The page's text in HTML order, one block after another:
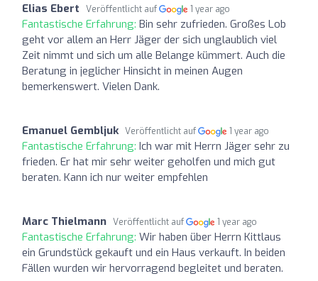
Elias Ebert Veröffentlicht auf 1 year ago
Fantastische Erfahrung: Bin sehr zufrieden. Großes Lob
geht vor allem an Herr Jäger der sich unglaublich viel
Zeit nimmt und sich um alle Belange kümmert. Auch die
Beratung in jeglicher Hinsicht in meinen Augen
bemerkenswert. Vielen Dank.
Emanuel Gembljuk Veröffentlicht auf 1 year ago
Fantastische Erfahrung: Ich war mit Herrn Jäger sehr zu
frieden. Er hat mir sehr weiter geholfen und mich gut
beraten. Kann ich nur weiter empfehlen
Marc Thielmann Veröffentlicht auf 1 year ago
Fantastische Erfahrung: Wir haben über Herrn Kittlaus
ein Grundstück gekauft und ein Haus verkauft. In beiden
Fällen wurden wir hervorragend begleitet und beraten.